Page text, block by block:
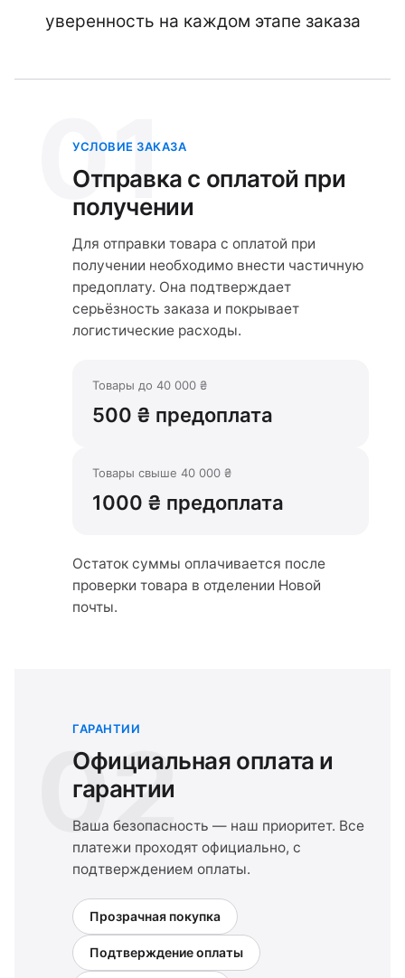
уверенность на каждом этапе заказа
01
УСЛОВИЕ ЗАКАЗА
Отправка с оплатой при
получении
Для отправки товара с оплатой при
получении необходимо внести частичную
предоплату. Она подтверждает
серьёзность заказа и покрывает
логистические расходы.
Товары до 40 000 ₴
500 ₴ предоплата
Товары свыше 40 000 ₴
1000 ₴ предоплата
Остаток суммы оплачивается после
проверки товара в отделении Новой
почты.
02
ГАРАНТИИ
Официальная оплата и
гарантии
Ваша безопасность — наш приоритет. Все
платежи проходят официально, с
подтверждением оплаты.
Прозрачная покупка
Подтверждение оплаты